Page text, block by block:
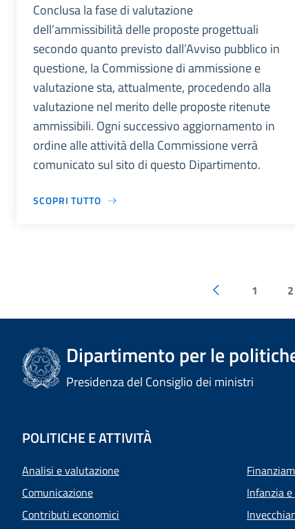
Conclusa la fase di valutazione
dell’ammissibilità delle proposte progettuali
secondo quanto previsto dall’Avviso pubblico in
questione, la Commissione di ammissione e
valutazione sta, attualmente, procedendo alla
valutazione nel merito delle proposte ritenute
ammissibili. Ogni successivo aggiornamento in
ordine alle attività della Commissione verrà
comunicato sul sito di questo Dipartimento.
SCOPRI TUTTO
1 2
Dipartimento per le
Presidenza del Consiglio dei ministri
POLITICHE E ATTIVITÀ
Analisi e valutazione
Comunicazione
Contributi economici
Infanzia